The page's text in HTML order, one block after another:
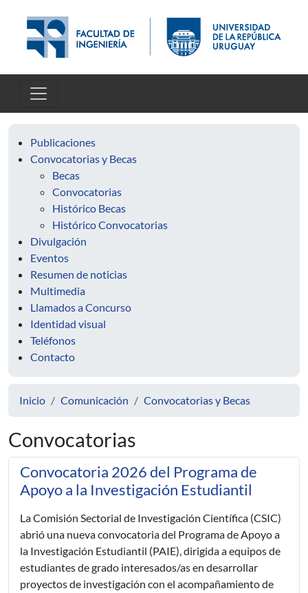
Publicaciones
Convocatorias y Becas
Becas
Convocatorias
Histórico Becas
Histórico Convocatorias
Divulgación
Eventos
Resumen de noticias
Multimedia
Llamados a Concurso
Identidad visual
Teléfonos
Contacto
Inicio Comunicación Convocatorias y Becas
Convocatorias
Convocatoria 2026 del Programa de
Apoyo a la Investigación Estudiantil
La Comisión Sectorial de Investigación Científica (CSIC)
abrió una nueva convocatoria del Programa de Apoyo a
la Investigación Estudiantil (PAIE), dirigida a equipos de
estudiantes de grado interesados/as en desarrollar
proyectos de investigación con el acompañamiento de